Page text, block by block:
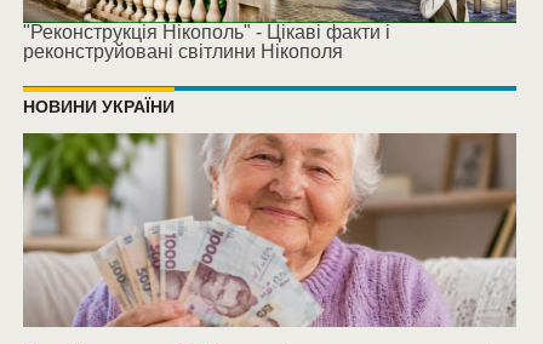
"Реконструкція Нікополь" - Цікаві факти і
реконструйовані світлини Нікополя
НОВИНИ УКРАЇНИ